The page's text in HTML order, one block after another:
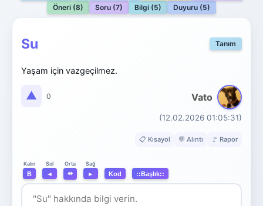
Öneri (8)
Soru (7) Bilgi (5) Duyuru (5)
Su Tanım
Yaşam için vazgeçilmez.
Vato
(12.02.2026 01:05:31)
▲ 0
📋 Kısayol 💬 Alıntı 🚩 Rapor
Kalın
B
Sol
◄
Orta
⬌
Sağ
► Kod ::Başlık::